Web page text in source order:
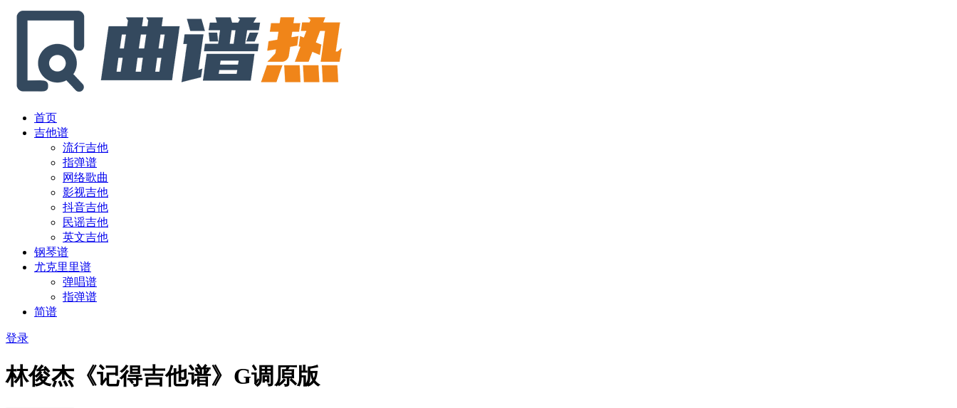
首页
吉他谱
流行吉他
指弹谱
网络歌曲
影视吉他
抖音吉他
民谣吉他
英文吉他
钢琴谱
尤克里里谱
弹唱谱
指弹谱
简谱
登录
林俊杰《记得吉他谱》G调原版